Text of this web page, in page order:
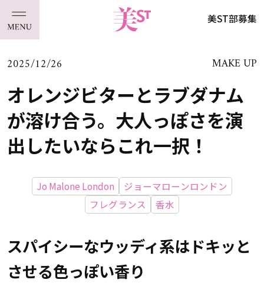
美ST部募集
2025/12/26 MAKE UP
オレンジビターとラブダナム
が溶け合う。大人っぽさを演
出したいならこれ一択！
Jo Malone London
ジョーマローンロンドン
フレグランス
香水
スパイシーなウッディ系はドキッと
させる色っぽい香り